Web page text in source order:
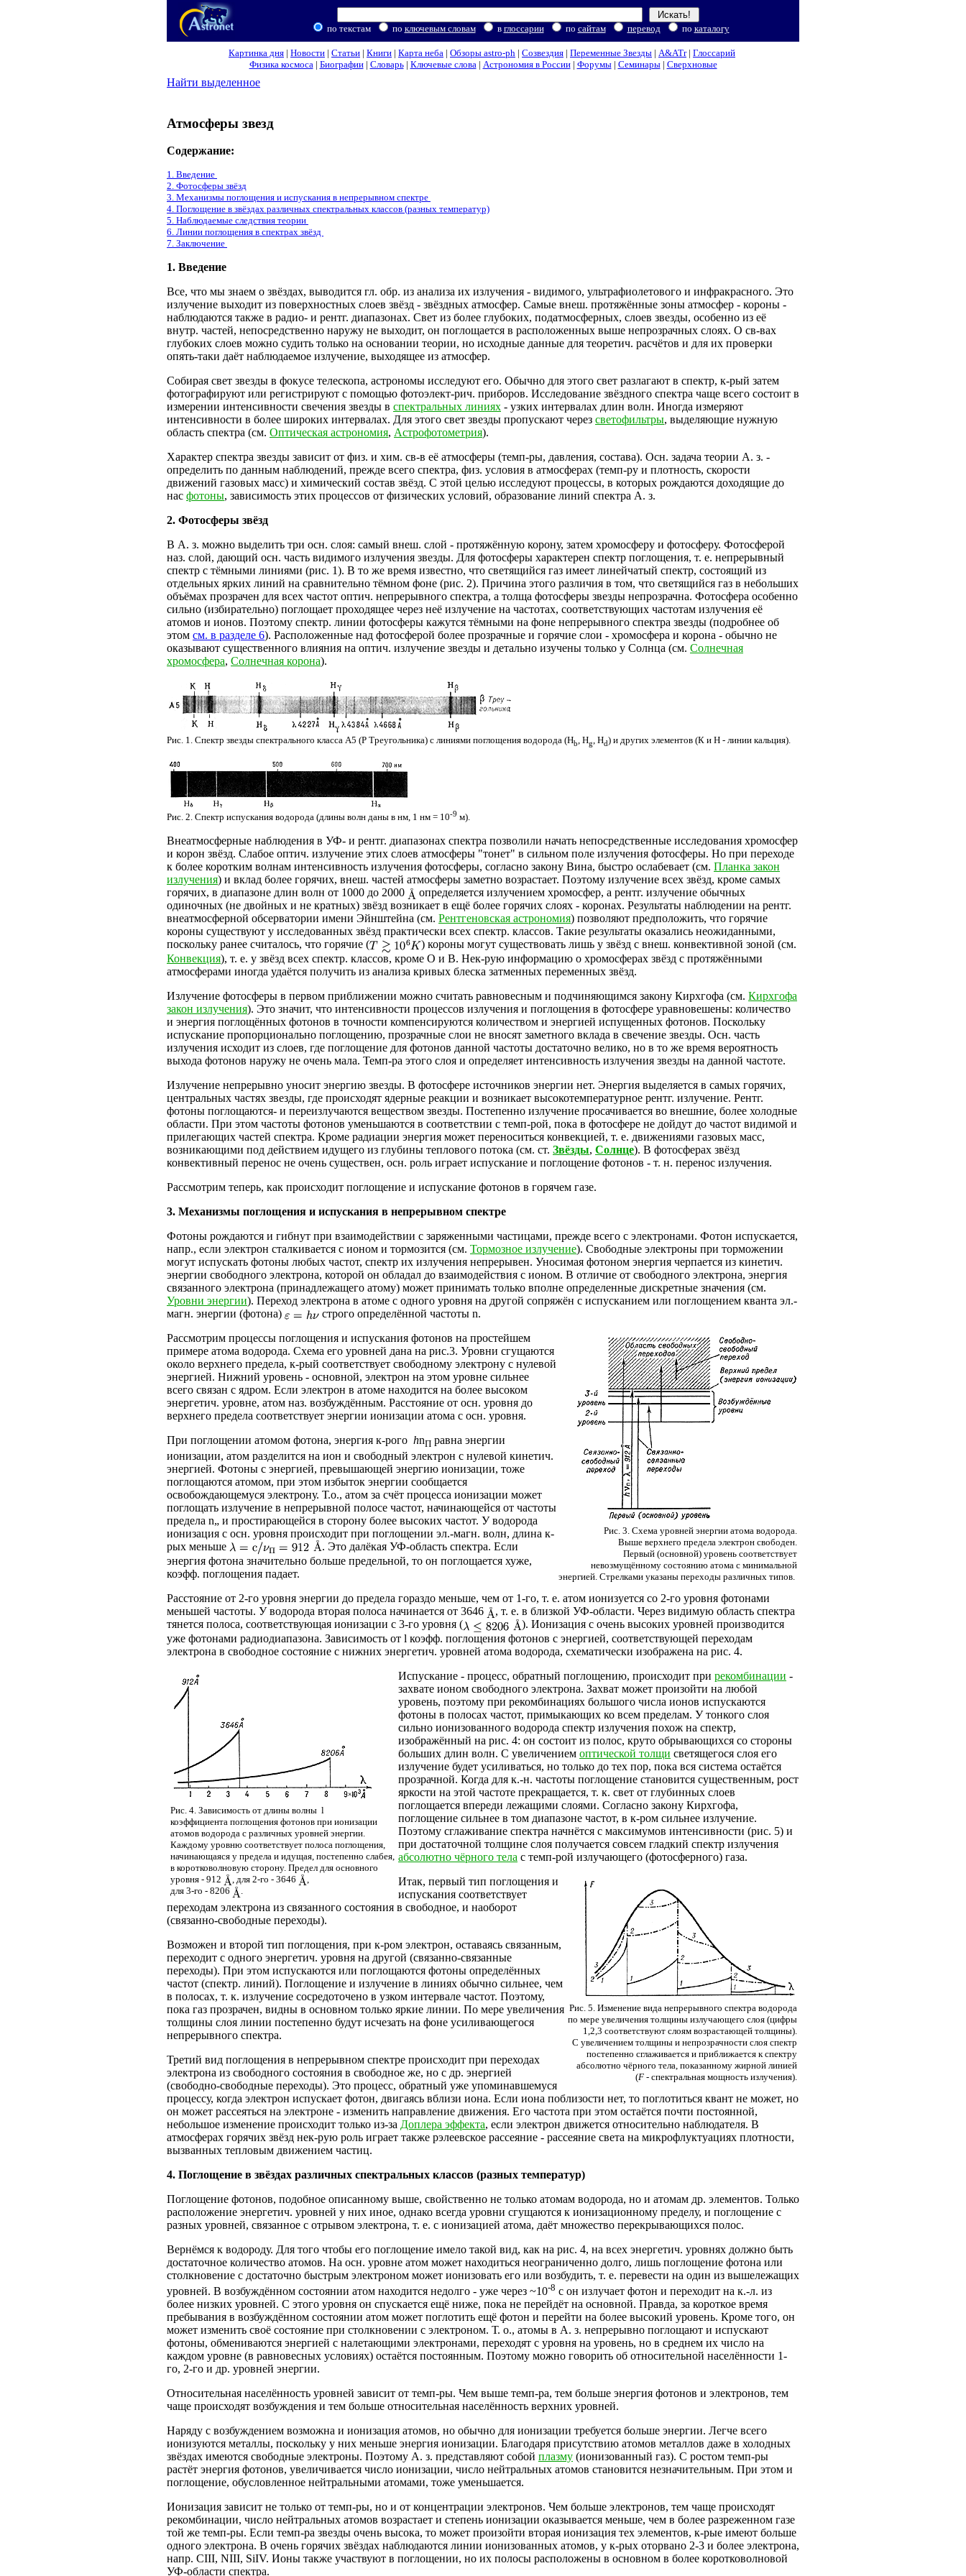
по текстам по ключевым словам в глоссарии по сайтам перевод по каталогу
Картинка дня | Новости | Статьи | Книги | Карта неба | Обзоры astro-ph | Созвездия | Переменные Звезды | A&ATr| Глоссарий
Физика космоса| Биографии| Словарь| Ключевые слова| Астрономия в России| Форумы| Семинары| Сверхновые
Найти выделенное
Атмосферы звезд
Содержание:
1. Введение
2. Фотосферы звёзд
3. Механизмы поглощения и испускания в непрерывном спектре
4. Поглощение в звёздах различных спектральных классов (разных температур)
5. Наблюдаемые следствия теории
6. Линии поглощения в спектрах звёзд
7. Заключение
1. Введение
Все, что мы знаем о звёздах, выводится гл. обр. из анализа их излучения - видимого, ультрафиолетового и инфракрасного. Это
излучение выходит из поверхностных слоев звёзд - звёздных атмосфер. Самые внеш. протяжённые зоны атмосфер - короны -
наблюдаются также в радио- и рентг. диапазонах. Свет из более глубоких, податмосферных, слоев звезды, особенно из её
внутр. частей, непосредственно наружу не выходит, он поглощается в расположенных выше непрозрачных слоях. О св-вах
глубоких слоев можно судить только на основании теории, но исходные данные для теоретич. расчётов и для их проверки
опять-таки даёт наблюдаемое излучение, выходящее из атмосфер.
Собирая свет звезды в фокусе телескопа, астрономы исследуют его. Обычно для этого свет разлагают в спектр, к-рый затем
фотографируют или регистрируют с помощью фотоэлект-рич. приборов. Исследование звёздного спектра чаще всего состоит в
измерении интенсивности свечения звезды в спектральных линиях - узких интервалах длин волн. Иногда измеряют
интенсивности в более широких интервалах. Для этого свет звезды пропускают через светофильтры, выделяющие нужную
область спектра (см. Оптическая астрономия, Астрофотометрия).
Характер спектра звезды зависит от физ. и хим. св-в её атмосферы (темп-ры, давления, состава). Осн. задача теории А. з. -
определить по данным наблюдений, прежде всего спектра, физ. условия в атмосферах (темп-ру и плотность, скорости
движений газовых масс) и химический состав звёзд. С этой целью исследуют процессы, в которых рождаются доходящие до
нас фотоны, зависимость этих процессов от физических условий, образование линий спектра А. з.
2. Фотосферы звёзд
В А. з. можно выделить три осн. слоя: самый внеш. слой - протяжённую корону, затем хромосферу и фотосферу. Фотосферой
наз. слой, дающий осн. часть видимого излучения звезды. Для фотосферы характерен спектр поглощения, т. е. непрерывный
спектр с тёмными линиями (рис. 1). В то же время известно, что светящийся газ имеет линейчатый спектр, состоящий из
отдельных ярких линий на сравнительно тёмном фоне (рис. 2). Причина этого различия в том, что светящийся газ в небольших
объёмах прозрачен для всех частот оптич. непрерывного спектра, а толща фотосферы звезды непрозрачна. Фотосфера особенно
сильно (избирательно) поглощает проходящее через неё излучение на частотах, соответствующих частотам излучения её
атомов и ионов. Поэтому спектр. линии фотосферы кажутся тёмными на фоне непрерывного спектра звезды (подробнее об
этом см. в разделе 6). Расположенные над фотосферой более прозрачные и горячие слои - хромосфера и корона - обычно не
оказывают существенного влияния на оптич. излучение звезды и детально изучены только у Солнца (см. Солнечная
хромосфера, Солнечная корона).
Рис. 1. Спектр звезды спектрального класса А5 (Р Треугольника) с линиями поглощения водорода (Hb, Нg, Нd) и других элементов (К и Н - линии кальция).
Рис. 2. Спектр испускания водорода (длины волн даны в нм, 1 нм = 10-9 м).
Внеатмосферные наблюдения в УФ- и рентг. диапазонах спектра позволили начать непосредственные исследования хромосфер
и корон звёзд. Слабое оптич. излучение этих слоев атмосферы "тонет" в сильном поле излучения фотосферы. Но при переходе
к более коротким волнам интенсивность излучения фотосферы, согласно закону Вина, быстро ослабевает (см. Планка закон
излучения) и вклад более горячих, внеш. частей атмосферы заметно возрастает. Поэтому излучение всех звёзд, кроме самых
горячих, в диапазоне длин волн от 1000 до 2000
определяется излучением хромосфер, а рентг. излучение обычных
одиночных (не двойных и не кратных) звёзд возникает в ещё более горячих слоях - коронах. Результаты наблюдении на рентг.
внеатмосферной обсерватории имени Эйнштейна (см. Рентгеновская астрономия) позволяют предположить, что горячие
короны существуют у исследованных звёзд практически всех спектр. классов. Такие результаты оказались неожиданными,
поскольку ранее считалось, что горячие (
) короны могут существовать лишь у звёзд с внеш. конвективной зоной (см.
Конвекция), т. е. у звёзд всех спектр. классов, кроме О и В. Нек-рую информацию о хромосферах звёзд с протяжёнными
атмосферами иногда удаётся получить из анализа кривых блеска затменных переменных звёзд.
Излучение фотосферы в первом приближении можно считать равновесным и подчиняющимся закону Кирхгофа (см. Кирхгофа
закон излучения). Это значит, что интенсивности процессов излучения и поглощения в фотосфере уравновешены: количество
и энергия поглощённых фотонов в точности компенсируются количеством и энергией испущенных фотонов. Поскольку
испускание пропорционально поглощению, прозрачные слои не вносят заметного вклада в свечение звезды. Осн. часть
излучения исходит из слоев, где поглощение для фотонов данной частоты достаточно велико, но в то же время вероятность
выхода фотонов наружу не очень мала. Темп-ра этого слоя и определяет интенсивность излучения звезды на данной частоте.
Излучение непрерывно уносит энергию звезды. В фотосфере источников энергии нет. Энергия выделяется в самых горячих,
центральных частях звезды, где происходят ядерные реакции и возникает высокотемпературное рентг. излучение. Рентг.
фотоны поглощаются- и переизлучаются веществом звезды. Постепенно излучение просачивается во внешние, более холодные
области. При этом частоты фотонов уменьшаются в соответствии с темп-рой, пока в фотосфере не дойдут до частот видимой и
прилегающих частей спектра. Кроме радиации энергия может переноситься конвекцией, т. е. движениями газовых масс,
возникающими под действием идущего из глубины теплового потока (см. ст. Звёзды, Солнце). В фотосферах звёзд
конвективный перенос не очень существен, осн. роль играет испускание и поглощение фотонов - т. н. перенос излучения.
Рассмотрим теперь, как происходит поглощение и испускание фотонов в горячем газе.
3. Механизмы поглощения и испускания в непрерывном спектре
Фотоны рождаются и гибнут при взаимодействии с заряженными частицами, прежде всего с электронами. Фотон испускается,
напр., если электрон сталкивается с ионом и тормозится (см. Тормозное излучение). Свободные электроны при торможении
могут испускать фотоны любых частот, спектр их излучения непрерывен. Уносимая фотоном энергия черпается из кинетич.
энергии свободного электрона, которой он обладал до взаимодействия с ионом. В отличие от свободного электрона, энергия
связанного электрона (принадлежащего атому) может принимать только вполне определенные дискретные значения (см.
Уровни энергии). Переход электрона в атоме с одного уровня на другой сопряжён с испусканием или поглощением кванта эл.-
магн. энергии (фотона)
строго определённой частоты n.
Рис. 3. Схема уровней энергии атома водорода.
Выше верхнего предела электрон свободен.
Первый (основной) уровень соответствует
невозмущённому состоянию атома с минимальной
энергией. Стрелками указаны переходы различных типов.
Рассмотрим процессы поглощения и испускания фотонов на простейшем
примере атома водорода. Схема его уровней дана на рис.3. Уровни сгущаются
около верхнего предела, к-рый соответствует свободному электрону с нулевой
энергией. Нижний уровень - основной, электрон на этом уровне сильнее
всего связан с ядром. Если электрон в атоме находится на более высоком
энергетич. уровне, атом наз. возбуждённым. Расстояние от осн. уровня до
верхнего предела соответствует энергии ионизации атома с осн. уровня.
При поглощении атомом фотона, энергия к-рого hnП равна энергии
ионизации, атом разделится на ион и свободный электрон с нулевой кинетич.
энергией. Фотоны с энергией, превышающей энергию ионизации, тоже
поглощаются атомом, при этом избыток энергии сообщается
освобождающемуся электрону. Т.о., атом за счёт процесса ионизации может
поглощать излучение в непрерывной полосе частот, начинающейся от частоты
предела n„ и простирающейся в сторону более высоких частот. У водорода
ионизация с осн. уровня происходит при поглощении эл.-магн. волн, длина к-
рых меньше
. Это далёкая УФ-область спектра. Если
энергия фотона значительно больше предельной, то он поглощается хуже,
коэфф. поглощения падает.
Расстояние от 2-го уровня энергии до предела гораздо меньше, чем от 1-го, т. е. атом ионизуется со 2-го уровня фотонами
меньшей частоты. У водорода вторая полоса начинается от 3646
, т. е. в близкой УФ-области. Через видимую область спектра
тянется полоса, соответствующая ионизации с 3-го уровня (
). Ионизация с очень высоких уровней производится
уже фотонами радиодиапазона. Зависимость от l коэфф. поглощения фотонов с энергией, соответствующей переходам
электрона в свободное состояние с нижних энергетич. уровней атома водорода, схематически изображена на рис. 4.
Рис. 4. Зависимость от длины волны l
коэффициента поглощения фотонов при ионизации
атомов водорода с различных уровней энергии.
Каждому уровню соответствует полоса поглощения,
начинающаяся у предела и идущая, постепенно слабея,
в коротковолновую сторону. Предел для основного
уровня - 912
, для 2-го - 3646
для 3-го - 8206
.
Испускание - процесс, обратный поглощению, происходит при рекомбинации -
захвате ионом свободного электрона. Захват может произойти на любой
уровень, поэтому при рекомбинациях большого числа ионов испускаются
фотоны в полосах частот, примыкающих ко всем пределам. У тонкого слоя
сильно ионизованного водорода спектр излучения похож на спектр,
изображённый на рис. 4: он состоит из полос, круто обрывающихся со стороны
больших длин волн. С увеличением оптической толщи светящегося слоя его
излучение будет усиливаться, но только до тех пор, пока вся система остаётся
прозрачной. Когда для к.-н. частоты поглощение становится существенным, рост
яркости на этой частоте прекращается, т. к. свет от глубинных слоев
поглощается впереди лежащими слоями. Согласно закону Кирхгофа,
поглощение сильнее в том диапазоне частот, в к-ром сильнее излучение.
Поэтому сглаживание спектра начнётся с максимумов интенсивности (рис. 5) и
при достаточной толщине слоя получается совсем гладкий спектр излучения
абсолютно чёрного тела с темп-рой излучающего (фотосферного) газа.
Рис. 5. Изменение вида непрерывного спектра водорода
по мере увеличения толщины излучающего слоя (цифры
1,2,3 соответствуют слоям возрастающей толщины).
С увеличением толщины и непрозрачности слоя спектр
постепенно сглаживается и приближается к спектру
абсолютно чёрного тела, показанному жирной линией
(F - спектральная мощность излучения).
Итак, первый тип поглощения и
испускания соответствует
переходам электрона из связанного состояния в свободное, и наоборот
(связанно-свободные переходы).
Возможен и второй тип поглощения, при к-ром электрон, оставаясь связанным,
переходит с одного энергетич. уровня на другой (связанно-связанные
переходы). При этом испускаются или поглощаются фотоны определённых
частот (спектр. линий). Поглощение и излучение в линиях обычно сильнее, чем
в полосах, т. к. излучение сосредоточено в узком интервале частот. Поэтому,
пока газ прозрачен, видны в основном только яркие линии. По мере увеличения
толщины слоя линии постепенно будут исчезать на фоне усиливающегося
непрерывного спектра.
Третий вид поглощения в непрерывном спектре происходит при переходах
электрона из свободного состояния в свободное же, но с др. энергией
(свободно-свободные переходы). Это процесс, обратный уже упоминавшемуся
процессу, когда электрон испускает фотон, двигаясь вблизи иона. Если иона поблизости нет, то поглотиться квант не может, но
он может рассеяться на электроне - изменить направление движения. Его частота при этом остаётся почти постоянной,
небольшое изменение происходит только из-за Доплера эффекта, если электрон движется относительно наблюдателя. В
атмосферах горячих звёзд нек-рую роль играет также рэлеевское рассеяние - рассеяние света на микрофлуктуациях плотности,
вызванных тепловым движением частиц.
4. Поглощение в звёздах различных спектральных классов (разных температур)
Поглощение фотонов, подобное описанному выше, свойственно не только атомам водорода, но и атомам др. элементов. Только
расположение энергетич. уровней у них иное, однако всегда уровни сгущаются к ионизационному пределу, и поглощение с
разных уровней, связанное с отрывом электрона, т. е. с ионизацией атома, даёт множество перекрывающихся полос.
Вернёмся к водороду. Для того чтобы его поглощение имело такой вид, как на рис. 4, на всех энергетич. уровнях должно быть
достаточное количество атомов. На осн. уровне атом может находиться неограниченно долго, лишь поглощение фотона или
столкновение с достаточно быстрым электроном может ионизовать его или возбудить, т. е. перевести на один из вышележащих
уровней. В возбуждённом состоянии атом находится недолго - уже через ~10-8 с он излучает фотон и переходит на к.-л. из
более низких уровней. С этого уровня он спускается ещё ниже, пока не перейдёт на основной. Правда, за короткое время
пребывания в возбуждённом состоянии атом может поглотить ещё фотон и перейти на более высокий уровень. Кроме того, он
может изменить своё состояние при столкновении с электроном. Т. о., атомы в А. з. непрерывно поглощают и испускают
фотоны, обмениваются энергией с налетающими электронами, переходят с уровня на уровень, но в среднем их число на
каждом уровне (в равновесных условиях) остаётся постоянным. Поэтому можно говорить об относительной населённости 1-
го, 2-го и др. уровней энергии.
Относительная населённость уровней зависит от темп-ры. Чем выше темп-ра, тем больше энергия фотонов и электронов, тем
чаще происходят возбуждения и тем больше относительная населённость верхних уровней.
Наряду с возбуждением возможна и ионизация атомов, но обычно для ионизации требуется больше энергии. Легче всего
ионизуются металлы, поскольку у них меньше энергия ионизации. Благодаря присутствию атомов металлов даже в холодных
звёздах имеются свободные электроны. Поэтому А. з. представляют собой плазму (ионизованный газ). С ростом темп-ры
растёт энергия фотонов, увеличивается число ионизации, число нейтральных атомов становится незначительным. При этом и
поглощение, обусловленное нейтральными атомами, тоже уменьшается.
Ионизация зависит не только от темп-ры, но и от концентрации электронов. Чем больше электронов, тем чаще происходят
рекомбинации, число нейтральных атомов возрастает и степень ионизации оказывается меньше, чем в более разреженном газе
той же темп-ры. Если темп-ра звезды очень высока, то может произойти вторая ионизация тех элементов, к-рые имеют больше
одного электрона. В очень горячих звёздах наблюдаются линии ионизованных атомов, у к-рых оторвано 2-3 и более электрона,
напр. CIII, NIII, SiIV. Ионы также участвуют в поглощении, но их полосы расположены в основном в более коротковолновой
УФ-области спектра.